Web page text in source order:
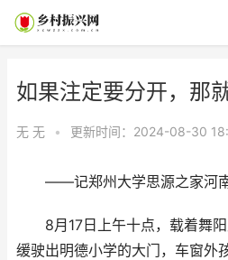
如果注定要分开，那
无 无 • 更新时间：2024-08-30
——记郑州大学思源之家河南
8月17日上午十点，载着舞阳
缓驶出明德小学的大门，车窗外